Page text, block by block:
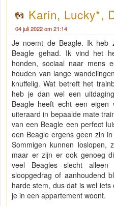
Karin, Lucky*,
04 juli 2022 om 21:14
Je noemt de Beagle. Ik heb
Beagle gehad. Ik vind het
honden, sociaal naar mens
houden van lange
knuffelig. Wat betreft het
heb je dan wel een
Beagle heeft echt een
uiteraard in bepaalde mate
van een Beagle een perfect
een Beagle ergens geen zin
Sommigen kunnen loslopen,
maar er zijn er ook genoeg
veel Beagles slecht
sloopgedrag of aanhoudend
harde stem, dus dat is wel
je in een appartement woont.